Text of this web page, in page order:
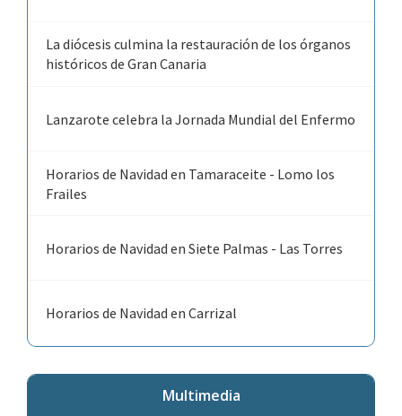
La diócesis culmina la restauración de los órganos
históricos de Gran Canaria
Lanzarote celebra la Jornada Mundial del Enfermo
Horarios de Navidad en Tamaraceite - Lomo los
Frailes
Horarios de Navidad en Siete Palmas - Las Torres
Horarios de Navidad en Carrizal
Multimedia